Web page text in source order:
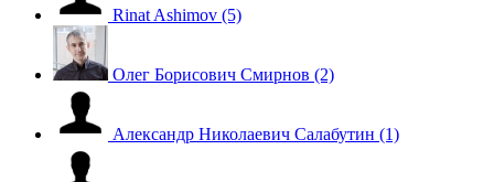
Rinat Ashimov (5)
Олег Борисович Смирнов (2)
Александр Николаевич Салабутин (1)